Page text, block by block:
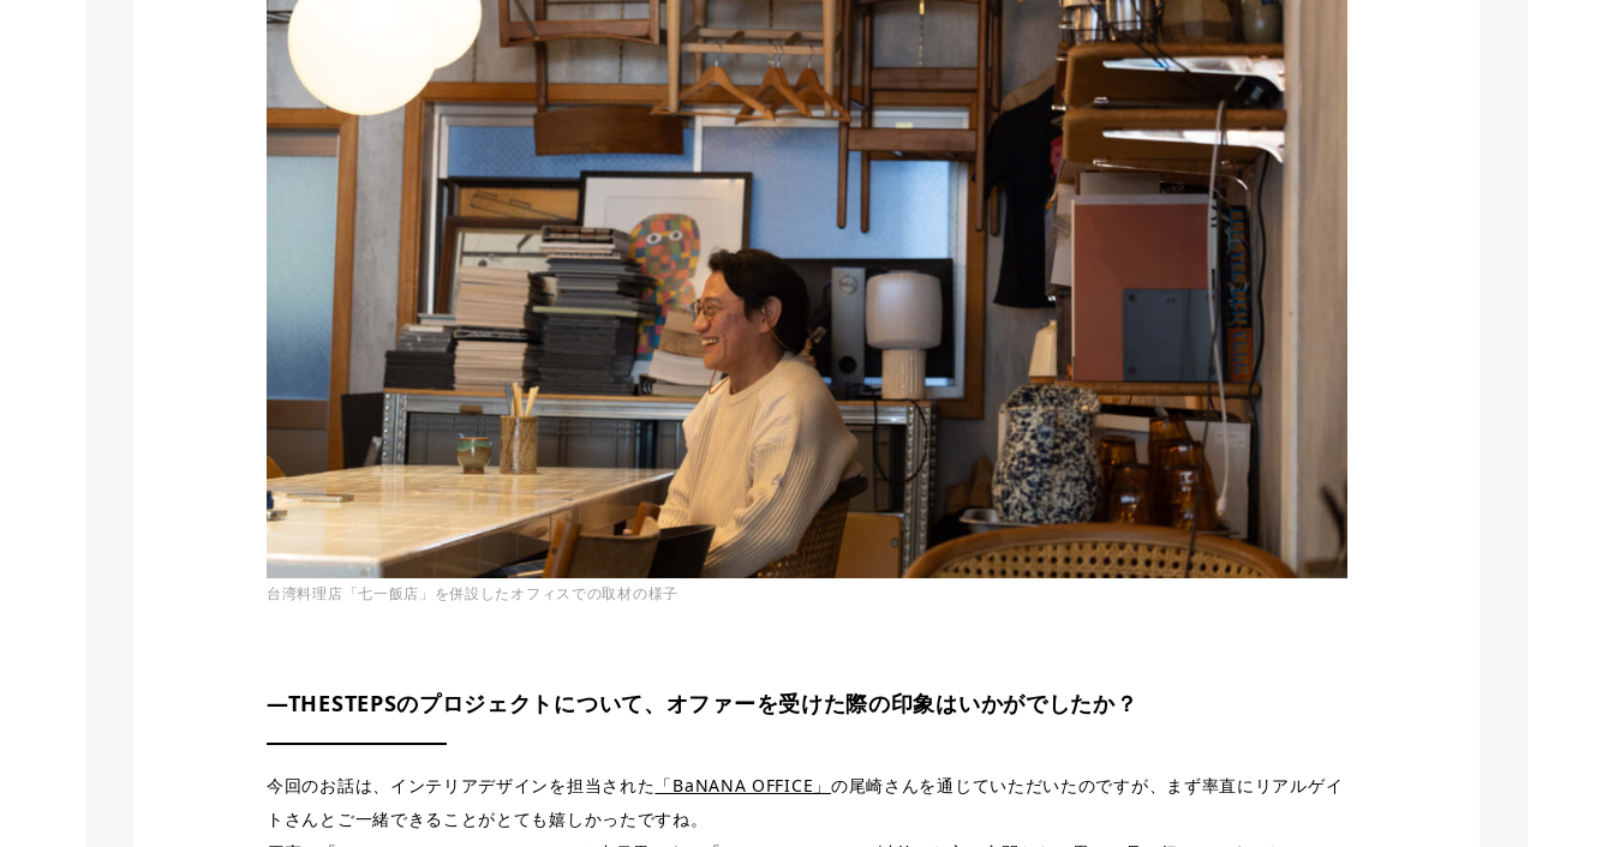
台湾料理店「七一飯店」を併設したオフィスでの取材の様子
―THESTEPSのプロジェクトについて、オファーを受けた際の印象はいかがでしたか？
今回のお話は、インテリアデザインを担当された 「BaNANA OFFICE」 の尾崎さんを通じていただいたのですが、まず率直にリアルゲイ
トさんとご一緒できることがとても嬉しかったですね。